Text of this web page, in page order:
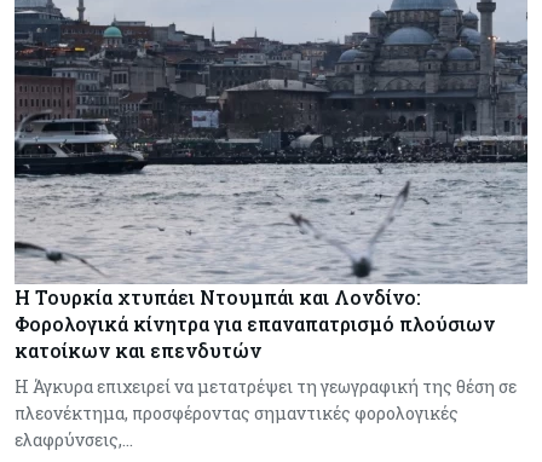
Η Τουρκία χτυπάει Ντουμπάι και Λονδίνο:
Φορολογικά κίνητρα για επαναπατρισμό πλούσιων
κατοίκων και επενδυτών
Η Άγκυρα επιχειρεί να μετατρέψει τη γεωγραφική της θέση σε
πλεονέκτημα, προσφέροντας σημαντικές φορολογικές
ελαφρύνσεις,…